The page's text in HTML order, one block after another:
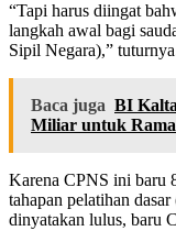
“Tapi harus diingat
langkah awal bagi
Sipil Negara),”
Baca juga BI
Miliar untuk
Karena CPNS ini baru
tahapan pelatihan
dinyatakan lulus, baru